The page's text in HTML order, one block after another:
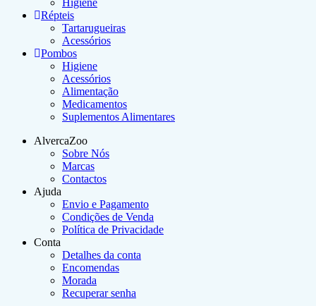
Higiene
Répteis
Tartarugueiras
Acessórios
Pombos
Higiene
Acessórios
Alimentação
Medicamentos
Suplementos Alimentares
AlvercaZoo
Sobre Nós
Marcas
Contactos
Ajuda
Envio e Pagamento
Condições de Venda
Política de Privacidade
Conta
Detalhes da conta
Encomendas
Morada
Recuperar senha